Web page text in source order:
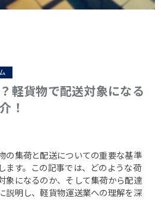
軽貨物で配送対象になる
！
の集荷と配送についての重要な基準
ます。この記事では、どのような荷
象になるのか、そして集荷から配達
説明し、軽貨物運送業への理解を深